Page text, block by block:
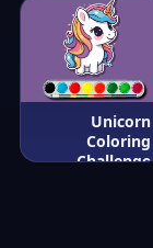
Unicorn
Coloring
Challenge